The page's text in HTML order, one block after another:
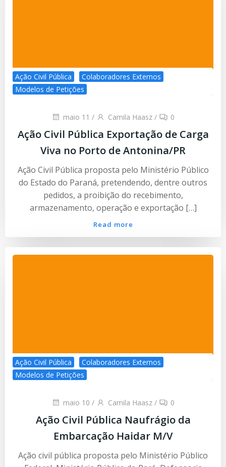
Ação Civil Pública
Colaboradores Externos
Modelos de Petições
maio 11 / Camila Haasz / 0
Ação Civil Pública Exportação de Carga
Viva no Porto de Antonina/PR
Ação Civil Pública proposta pelo Ministério Público
do Estado do Paraná, pretendendo, dentre outros
pedidos, a proibição do recebimento,
armazenamento, operação e exportação […]
Read more
Ação Civil Pública
Colaboradores Externos
Modelos de Petições
maio 10 / Camila Haasz / 0
Ação Civil Pública Naufrágio da
Embarcação Haidar M/V
Ação civil pública proposta pelo Ministério Público